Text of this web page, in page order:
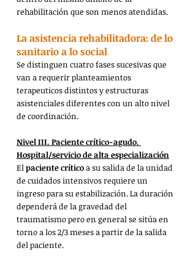
rehabilitación que son menos atendidas.
La asistencia rehabilitadora: de lo
sanitario a lo social
Se distinguen cuatro fases sucesivas que
van a requerir planteamientos
terapeuticos distintos y estructuras
asistenciales diferentes con un alto nivel
de coordinación.
Nivel III. Paciente crítico-agudo.
Hospital/servicio de alta especialización
El paciente crítico a su salida de la unidad
de cuidados intensivos requiere un
ingreso para su estabilización. La duración
dependerá de la gravedad del
traumatismo pero en general se sitúa en
torno a los 2/3 meses a partir de la salida
del paciente.